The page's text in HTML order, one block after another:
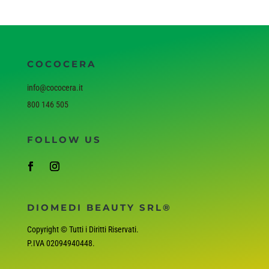
COCOCERA
info@cococera.it
800 146 505
FOLLOW US
DIOMEDI BEAUTY SRL®
Copyright © Tutti i Diritti Riservati.
P.IVA02094940448.